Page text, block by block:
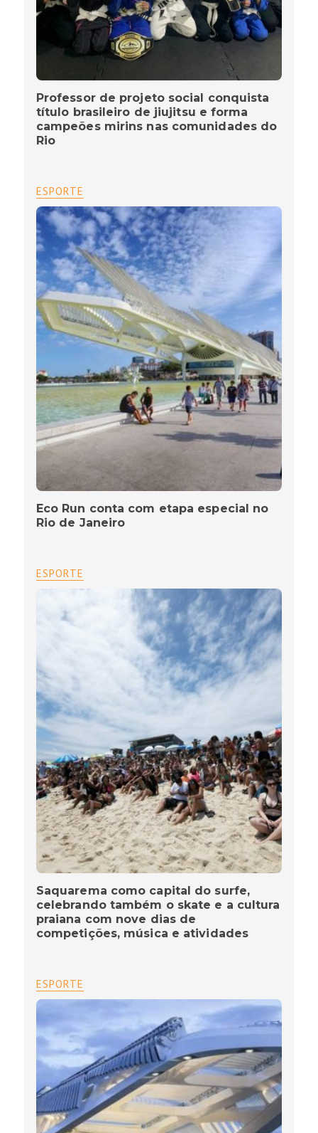
Professor de projeto social conquista
título brasileiro de jiujitsu e forma
campeões mirins nas comunidades do
Rio
ESPORTE
Eco Run conta com etapa especial no
Rio de Janeiro
ESPORTE
Saquarema como capital do surfe,
celebrando também o skate e a cultura
praiana com nove dias de
competições, música e atividades
ESPORTE